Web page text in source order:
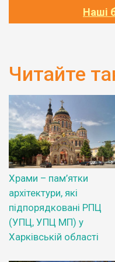
Наші
Читайте
Храми – пам’ятки
архітектури, які
підпорядковані РПЦ
(УПЦ, УПЦ МП) у
Харківській області